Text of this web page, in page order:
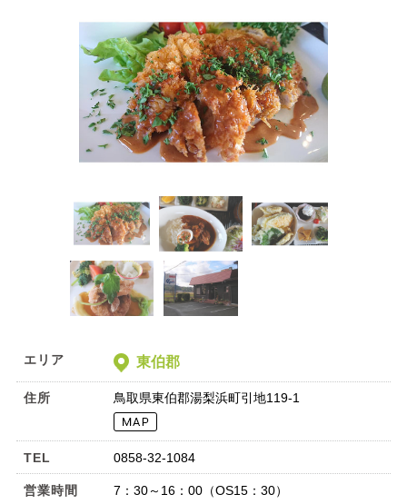
エリア 東伯郡
住所 鳥取県東伯郡湯梨浜町引地119-1
TEL 0858-32-1084
営業時間 7：30～16：00（OS15：30）